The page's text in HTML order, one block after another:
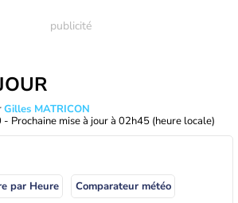
Gilles MATRICON
- Prochaine mise à jour à 02h45 (heure locale)
par Heure Comparateur météo